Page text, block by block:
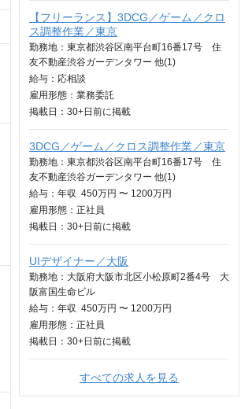
【フリーランス】3DCG／ゲーム／クロ
ス調整作業／東京
勤務地：東京都渋谷区南平台町16番17号 住
友不動産渋谷ガーデンタワー 他(1)
給与： 応相談
雇用形態：業務委託
掲載日： 30+日 前に掲載
3DCG／ゲーム／クロス調整作業／東京
勤務地：東京都渋谷区南平台町16番17号 住
友不動産渋谷ガーデンタワー 他(1)
給与： 年収 450万円 〜 1200万円
雇用形態：正社員
掲載日： 30+日 前に掲載
UIデザイナー／大阪
勤務地：大阪府大阪市北区小松原町2番4号 大
阪富国生命ビル
給与： 年収 450万円 〜 1200万円
雇用形態：正社員
掲載日： 30+日 前に掲載
すべての求人を見る